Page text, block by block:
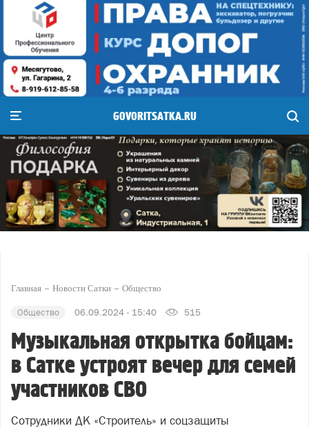
GOVORITSATKA.RU
Главная Новости Сатки Общество
Общество 06.09.2024 - 15:40 515
Музыкальная открытка бойцам:
в Сатке устроят вечер для семей
участников СВО
Сотрудники ДК «Строитель» и соцзащиты